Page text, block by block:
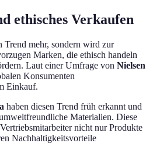
ethisches Verkaufen
mehr, sondern wird zur
Marken, die ethisch handeln
Laut einer Umfrage von Nielsen
Konsumenten
Einkauf.
haben diesen Trend früh erkannt und
Materialien. Diese
nicht nur Produkte
Nachhaltigkeitsvorteile